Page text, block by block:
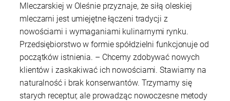
Mleczarskiej w Oleśnie przyznaje, że siłą oleskiej
mleczarni jest umiejętne łączeni tradycji z
nowościami i wymaganiami kulinarnymi rynku.
Przedsiębiorstwo w formie spółdzielni funkcjonuje od
początków istnienia. – Chcemy zdobywać nowych
klientów i zaskakiwać ich nowościami. Stawiamy na
naturalność i brak konserwantów. Trzymamy się
starych receptur, ale prowadząc nowoczesne metody